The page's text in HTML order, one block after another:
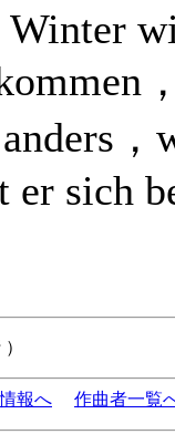
Winter
，
，
er sich
報へ 作曲者一覧